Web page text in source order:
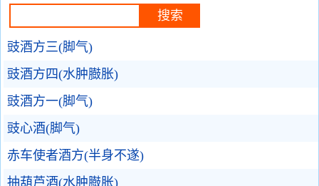
豉酒方三(脚气)
豉酒方四(水肿臌胀)
豉酒方一(脚气)
豉心酒(脚气)
赤车使者酒方(半身不遂)
抽葫芦酒(水肿臌胀)